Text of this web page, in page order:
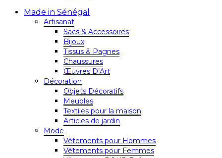
Made in Sénégal
Artisanat
Sacs & Accessoires
Bijoux
Tissus & Pagnes
Chaussures
Œuvres D’Art
Décoration
Objets Décoratifs
Meubles
Textiles pour la maison
Articles de jardin
Mode
Vêtements pour Hommes
Vêtements pour Femmes